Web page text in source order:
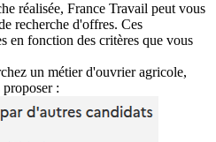
réalisée, France Travail peut vous
recherche d'offres. Ces
en fonction des critères que vous
un métier d'ouvrier agricole,
: